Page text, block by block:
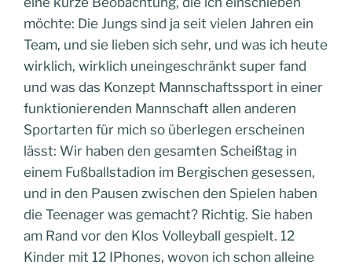
möchte: Die Jungs sind ja seit vielen Jahren ein
Team, und sie lieben sich sehr, und was ich heute
wirklich, wirklich uneingeschränkt super fand
und was das Konzept Mannschaftssport in einer
funktionierenden Mannschaft allen anderen
Sportarten für mich so überlegen erscheinen
lässt: Wir haben den gesamten Scheißtag in
einem Fußballstadion im Bergischen gesessen,
und in den Pausen zwischen den Spielen haben
die Teenager was gemacht? Richtig. Sie haben
am Rand vor den Klos Volleyball gespielt. 12
Kinder mit 12 IPhones, wovon ich schon alleine